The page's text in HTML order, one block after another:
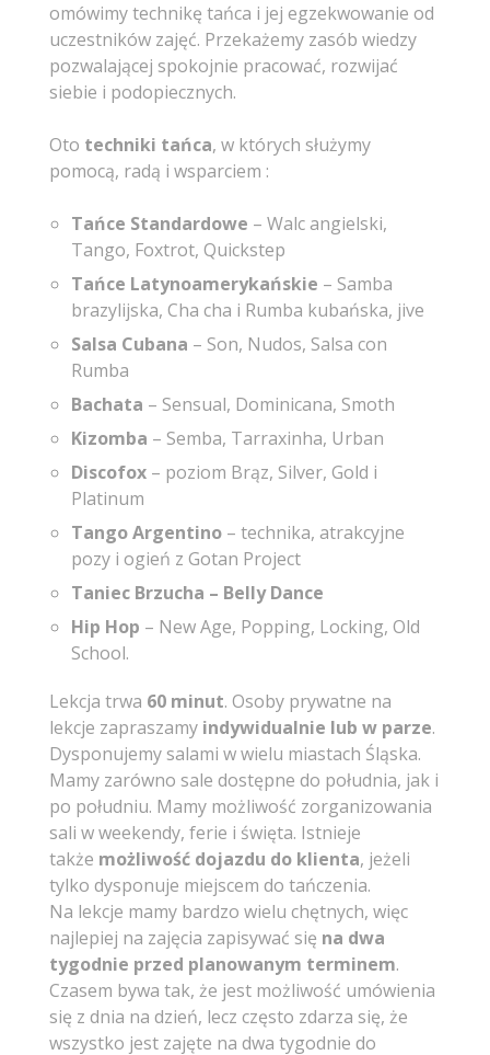
omówimy technikę tańca i jej egzekwowanie od
uczestników zajęć. Przekażemy zasób wiedzy
pozwalającej spokojnie pracować, rozwijać
siebie i podopiecznych.
Oto techniki tańca, w których służymy
pomocą, radą i wsparciem :
Tańce Standardowe – Walc angielski,
Tango, Foxtrot, Quickstep
Tańce Latynoamerykańskie – Samba
brazylijska, Cha cha i Rumba kubańska, jive
Salsa Cubana – Son, Nudos, Salsa con
Rumba
Bachata – Sensual, Dominicana, Smoth
Kizomba – Semba, Tarraxinha, Urban
Discofox– poziom Brąz, Silver, Gold i
Platinum
Tango Argentino– technika, atrakcyjne
pozy i ogień z Gotan Project
Taniec Brzucha – Belly Dance
Hip Hop – New Age, Popping, Locking, Old
School.
Lekcja trwa 60 minut. Osoby prywatne na
lekcje zapraszamy indywidualnie lub w parze.
Dysponujemy salami w wielu miastach Śląska.
Mamy zarówno sale dostępne do południa, jak i
po południu. Mamy możliwość zorganizowania
sali w weekendy, ferie i święta. Istnieje
także możliwość dojazdu do klienta, jeżeli
tylko dysponuje miejscem do tańczenia.
Na lekcje mamy bardzo wielu chętnych, więc
najlepiej na zajęcia zapisywać się na dwa
tygodnie przed planowanym terminem.
Czasem bywa tak, że jest możliwość umówienia
się z dnia na dzień, lecz często zdarza się, że
wszystko jest zajęte na dwa tygodnie do